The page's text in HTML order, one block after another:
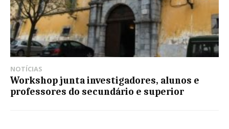
NOTÍCIAS
Workshop junta investigadores, alunos e
professores do secundário e superior